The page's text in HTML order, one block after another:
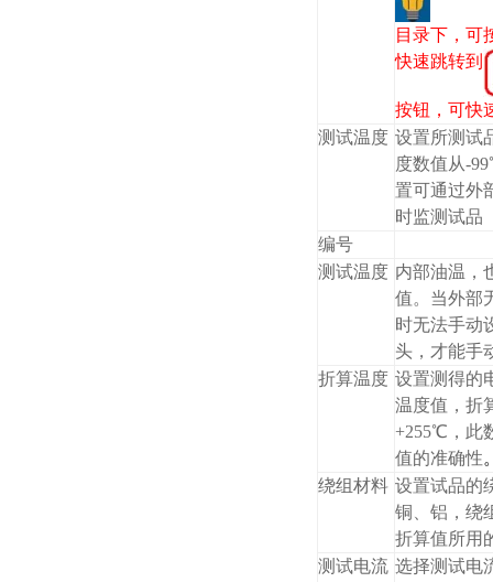
目录下，可
快速跳转到
按钮，可快
测试温度 设置所测试
度数值从-
置可通过外
时监测试品
编号
测试温度 内部油温，
值。当外部
时无法手动
头，才能手
折算温度 设置测得的
温度值，折
+255℃，此
值的准确性
绕组材料 设置试品的
铜、铝，绕
折算值所用
测试电流 选择测试电